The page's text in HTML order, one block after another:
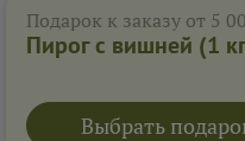
Подарок к заказу от 5
Пирог с вишней (1
Выбрать